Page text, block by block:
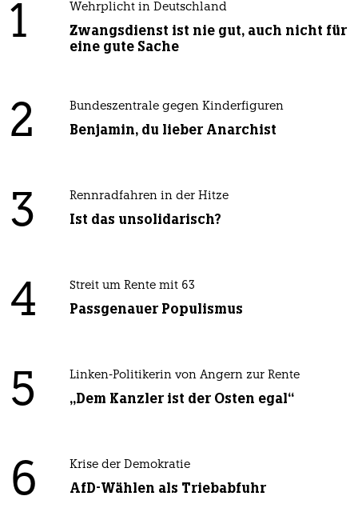
1 Wehrplicht in Deutschland
Zwangsdienst ist nie gut, auch nicht für
eine gute Sache
2 Bundeszentrale gegen Kinderfiguren
Benjamin, du lieber Anarchist
3 Rennradfahren in der Hitze
Ist das unsolidarisch?
4 Streit um Rente mit 63
Passgenauer Populismus
5 Linken-Politikerin von Angern zur Rente
„Dem Kanzler ist der Osten egal“
6 Krise der Demokratie
AfD-Wählen als Triebabfuhr